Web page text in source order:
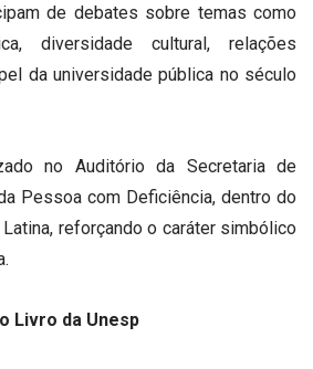
de debates sobre temas como
diversidade cultural, relações
da universidade pública no século
no Auditório da Secretaria de
Pessoa com Deficiência, dentro do
reforçando o caráter simbólico
Livro da Unesp